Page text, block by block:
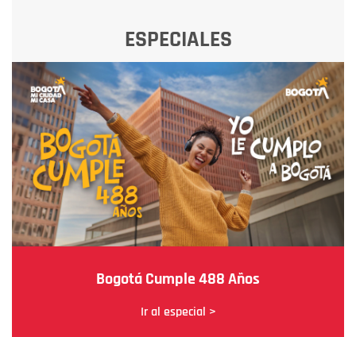
ESPECIALES
Bogotá Cumple 488 Años
Ir al especial >